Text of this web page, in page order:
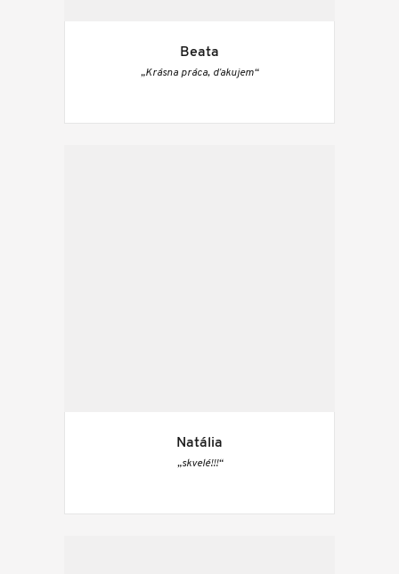
Beata
„Krásna práca, ďakujem“
Natália
„skvelé!!!“